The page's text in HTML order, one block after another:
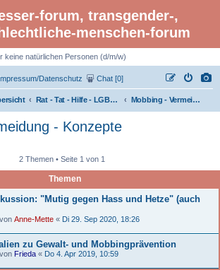
forum, transgender-,
menschen-forum
keine natürlichen Personen (d/m/w)
Datenschutz Chat [0]
Rat - Tat - Hilfe - LGBTI Rights - Infos Mobbing - Vermeidung - Konzepte
- Konzepte
2 Themen • Seite 1 von 1
Themen
"Mutig gegen Hass und Hetze" (auch
Anne-Mette « Di 29. Sep 2020, 18:26
zu Gewalt- und Mobbingprävention
Frieda « Do 4. Apr 2019, 10:59